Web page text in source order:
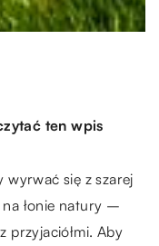
ten wpis
wyrwać się z szarej
łonie natury –
przyjaciółmi. Aby